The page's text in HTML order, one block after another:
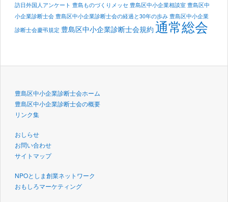
訪日外国人アンケート 豊島ものづくりメッセ 豊島区中小企業相談室 豊島区中
小企業診断士会 豊島区中小企業診断士会の経過と30年の歩み 豊島区中小企業
診断士会慶弔規定 豊島区中小企業診断士会規約 通常総会
豊島区中小企業診断士会ホーム
豊島区中小企業診断士会の概要
リンク集
おしらせ
お問い合わせ
サイトマップ
NPOとしま創業ネットワーク
おもしろマーケティング